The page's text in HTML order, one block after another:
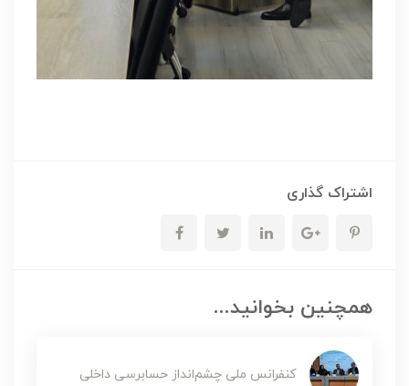
اشتراک گذاری
همچنین بخوانید...
کنفرانس ملی چشم‌انداز حسابرسی داخلی